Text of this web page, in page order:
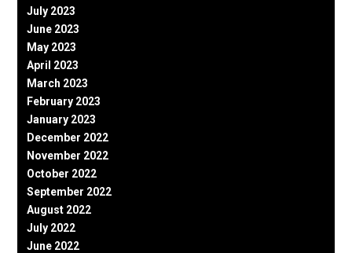
July 2023
June 2023
May 2023
April 2023
March 2023
February 2023
January 2023
December 2022
November 2022
October 2022
September 2022
August 2022
July 2022
June 2022